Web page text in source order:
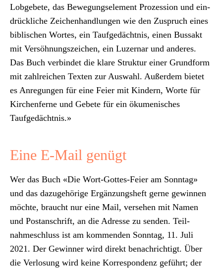
Lobge­bete, das Bewe­gungse­le­ment Prozes­sion und ein­
drück­liche Zeichen­hand­lun­gen wie den Zus­pruch eines
bib­lis­chen Wortes, ein Taufgedächt­nis, einen Bus­sakt
mit Ver­söh­nungsze­ichen, ein Luzernar und anderes.
Das Buch verbindet die klare Struk­tur ein­er Grund­form
mit zahlre­ichen Tex­ten zur Auswahl. Außer­dem bietet
es Anre­gun­gen für eine Feier mit Kindern, Worte für
Kirchen­ferne und Gebete für ein öku­menis­ches
Taufgedächt­nis.»
Eine E‑Mail genügt
Wer das Buch «Die Wort-Gottes-Feier am Son­ntag»
und das dazuge­hörige Ergänzung­sheft gerne gewin­nen
möchte, braucht nur eine Mail, verse­hen mit Namen
und Postan­schrift, an die Adresse zu senden. Teil­
nahmeschluss ist am kom­menden Son­ntag, 11. Juli
2021. Der Gewin­ner wird direkt benachrichtigt. Über
die Ver­losung wird keine Kor­re­spon­denz geführt; der